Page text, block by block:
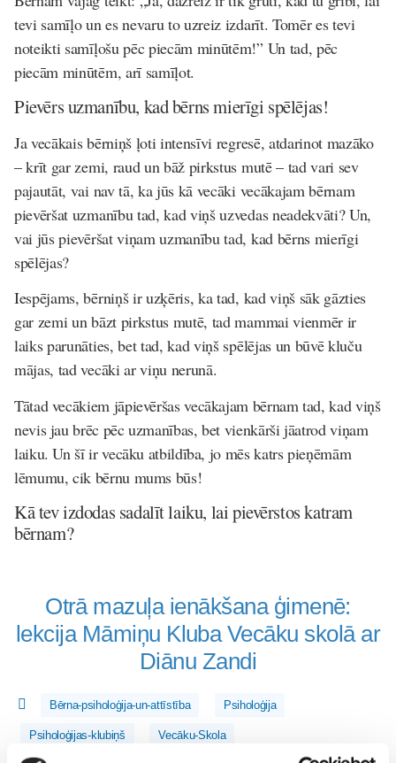
tevi samīļo un es nevaru to uzreiz izdarīt. Tomēr es tevi
noteikti samīļošu pēc piecām minūtēm!” Un tad, pēc
piecām minūtēm, arī samīļot.
Pievērs uzmanību, kad bērns mierīgi spēlējas!
Ja vecākais bērniņš ļoti intensīvi regresē, atdarinot mazāko
– krīt gar zemi, raud un bāž pirkstus mutē – tad vari sev
pajautāt, vai nav tā, ka jūs kā vecāki vecākajam bērnam
pievēršat uzmanību tad, kad viņš uzvedas neadekvāti? Un,
vai jūs pievēršat viņam uzmanību tad, kad bērns mierīgi
spēlējas?
Iespējams, bērniņš ir uzķēris, ka tad, kad viņš sāk gāzties
gar zemi un bāzt pirkstus mutē, tad mammai vienmēr ir
laiks parunāties, bet tad, kad viņš spēlējas un būvē kluču
mājas, tad vecāki ar viņu nerunā.
Tātad vecākiem jāpievēršas vecākajam bērnam tad, kad viņš
nevis jau brēc pēc uzmanības, bet vienkārši jāatrod viņam
laiku. Un šī ir vecāku atbildība, jo mēs katrs pieņēmām
lēmumu, cik bērnu mums būs!
Kā tev izdodas sadalīt laiku, lai pievērstos katram
bērnam?
Otrā mazuļa ienākšana ģimenē:
lekcija Māmiņu Kluba Vecāku skolā ar
Diānu Zandi
Bērna-psiholoģija-un-attīstība Psiholoģija
Psiholoģijas-klubiņš Vecāku-Skola